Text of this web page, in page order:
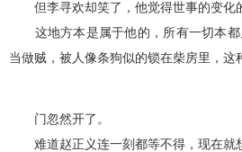
但李寻欢却笑了，他觉得世事的变化
这地方本是属于他的，所有一切本都
当做贼，被人像条狗似的锁在柴房里，这
门忽然开了。
难道赵正义连一刻都等不得，现在就